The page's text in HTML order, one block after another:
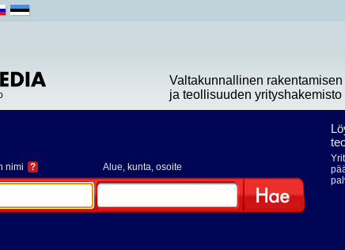
Valtakunnallinen rakentamisen
ja teollisuuden yrityshakemisto
nimi ? Alue, kunta, osoite